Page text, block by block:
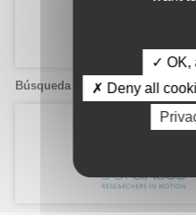
Búsqueda de candidatos
✓ OK,
✗ Deny all